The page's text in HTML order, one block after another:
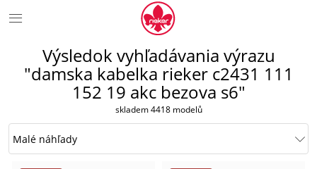
Výsledok vyhľadávania výrazu
"damska kabelka rieker c2431 111
152 19 akc bezova s6"
skladem 4418 modelů